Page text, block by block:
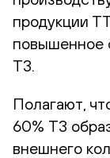
продукции
повышенное
Т3.
Полагают,
60% T3
внешнего